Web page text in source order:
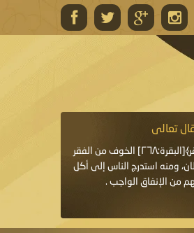
تعالى
﴿الشيطان يعِدُكم الفقر﴾[البقرة:٢٦٨] الخوف من الفقر
ومنه استدرج الناس إلى أكل
من الإنفاق الواجب .